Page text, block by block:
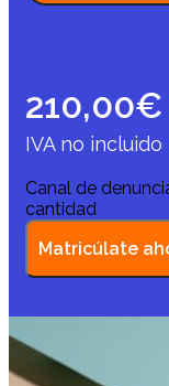
210,00€
IVA no incluido
Canal de
cantidad
Matricúlate